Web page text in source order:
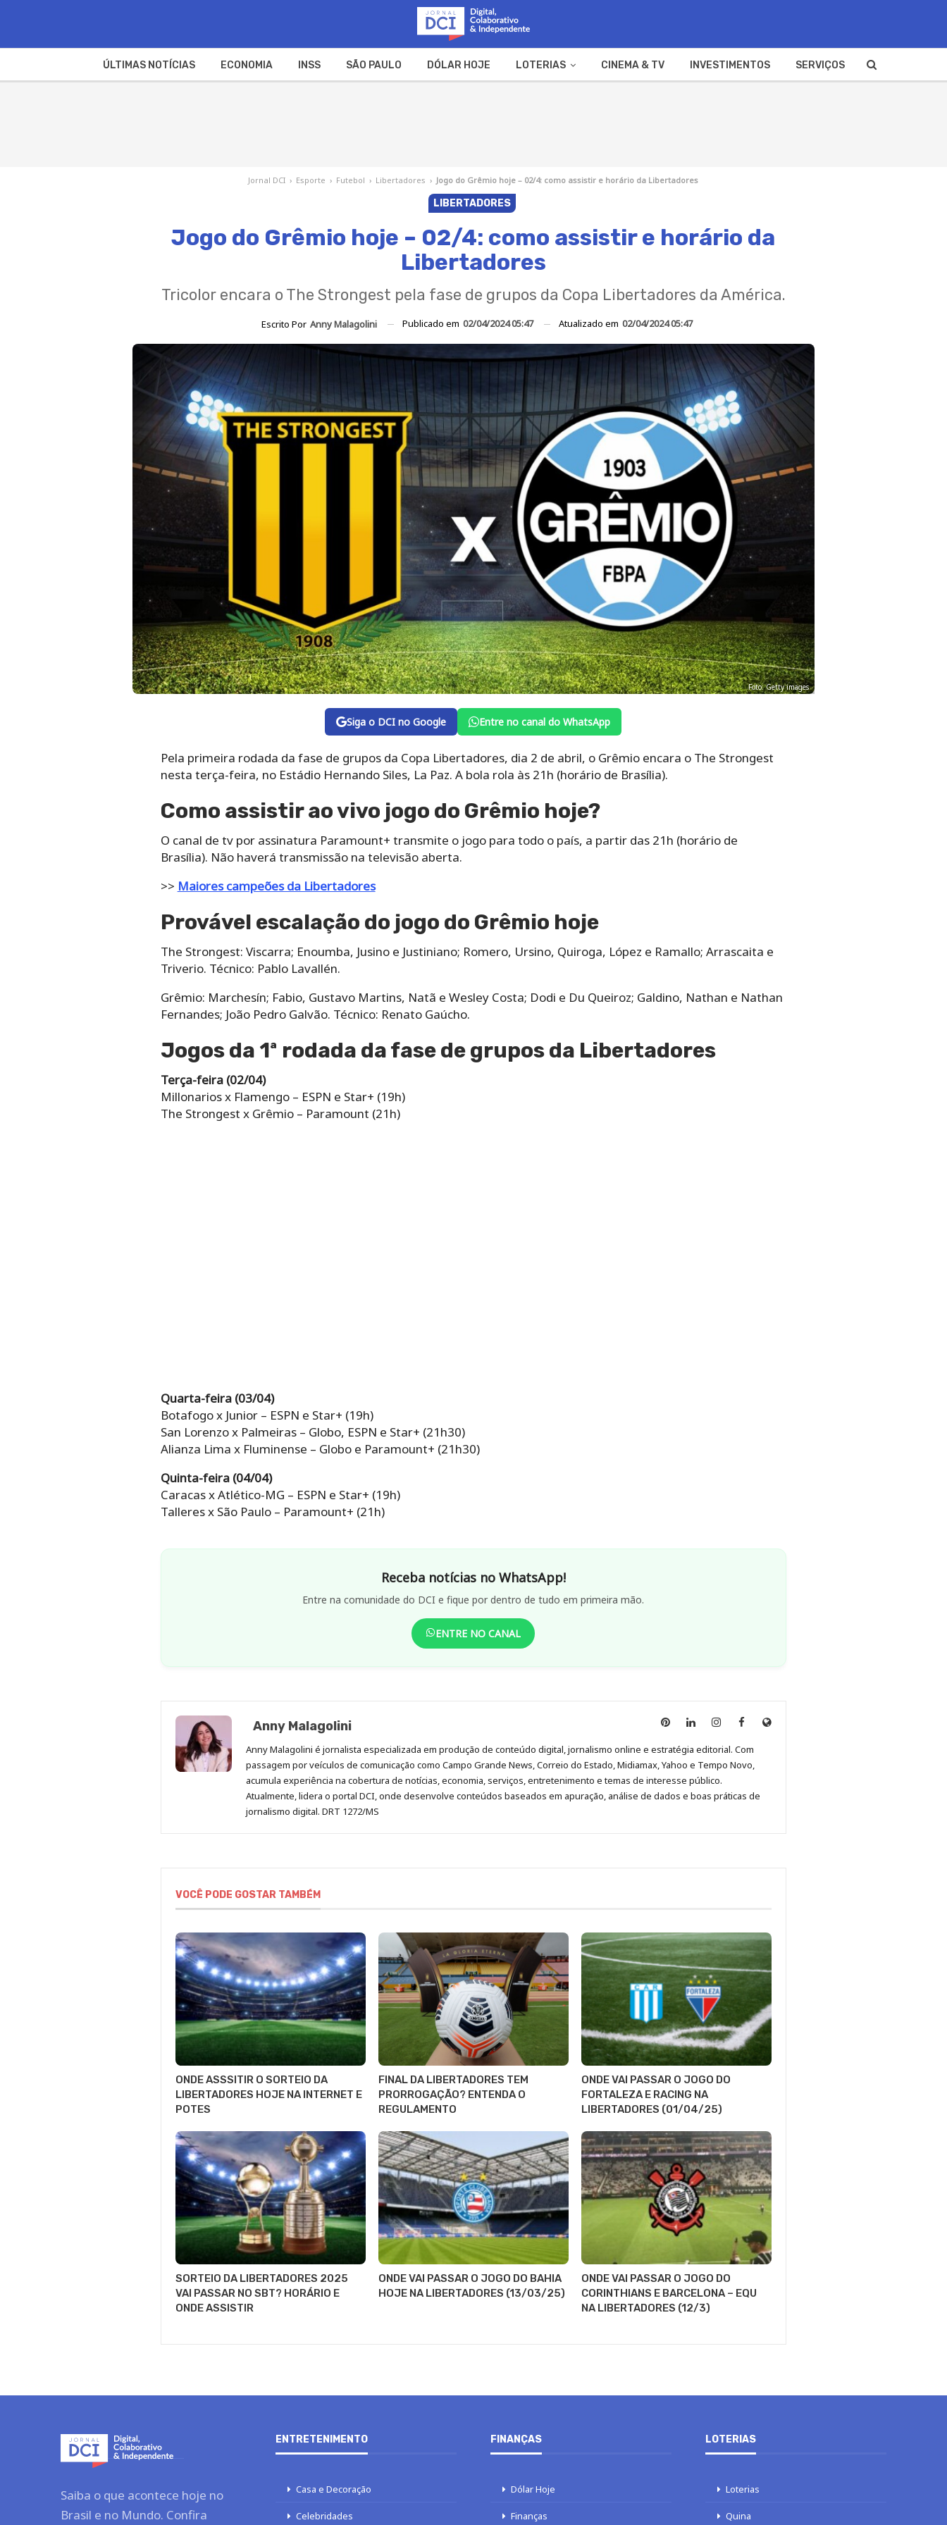
ÚLTIMAS NOTÍCIAS ECONOMIA INSS SÃO PAULO DÓLAR HOJE LOTERIAS CINEMA & TV INVESTIMENTOS SERVIÇOS
Jornal DCI › Esporte › Futebol › Libertadores › Jogo do Grêmio hoje – 02/4: como assistir e horário da Libertadores
LIBERTADORES
Jogo do Grêmio hoje – 02/4: como assistir e horário da
Libertadores
Tricolor encara o The Strongest pela fase de grupos da Copa Libertadores da América.
Escrito Por Anny Malagolini Publicado em 02/04/2024 05:47 Atualizado em 02/04/2024 05:47
Foto: Getty images
Siga o DCI no Google Entre no canal do WhatsApp
Pela primeira rodada da fase de grupos da Copa Libertadores, dia 2 de abril, o Grêmio encara o The Strongest
nesta terça-feira, no Estádio Hernando Siles, La Paz. A bola rola às 21h (horário de Brasília).
Como assistir ao vivo jogo do Grêmio hoje?
O canal de tv por assinatura Paramount+ transmite o jogo para todo o país, a partir das 21h (horário de
Brasília). Não haverá transmissão na televisão aberta.
>> Maiores campeões da Libertadores
Provável escalação do jogo do Grêmio hoje
The Strongest: Viscarra; Enoumba, Jusino e Justiniano; Romero, Ursino, Quiroga, López e Ramallo; Arrascaita e
Triverio. Técnico: Pablo Lavallén.
Grêmio: Marchesín; Fabio, Gustavo Martins, Natã e Wesley Costa; Dodi e Du Queiroz; Galdino, Nathan e Nathan
Fernandes; João Pedro Galvão. Técnico: Renato Gaúcho.
Jogos da 1ª rodada da fase de grupos da Libertadores
Terça-feira (02/04)
Millonarios x Flamengo – ESPN e Star+ (19h)
The Strongest x Grêmio – Paramount (21h)
Quarta-feira (03/04)
Botafogo x Junior – ESPN e Star+ (19h)
San Lorenzo x Palmeiras – Globo, ESPN e Star+ (21h30)
Alianza Lima x Fluminense – Globo e Paramount+ (21h30)
Quinta-feira (04/04)
Caracas x Atlético-MG – ESPN e Star+ (19h)
Talleres x São Paulo – Paramount+ (21h)
Receba notícias no WhatsApp!
Entre na comunidade do DCI e fique por dentro de tudo em primeira mão.
ENTRE NO CANAL
Anny Malagolini
Anny
no
Pinterest
Anny
no
LinkedIn
Anny
no
Instagram
Anny
no
Facebook
Site
Anny Malagolini é jornalista especializada em produção de conteúdo digital, jornalismo online e estratégia editorial. Com
passagem por veículos de comunicação como Campo Grande News, Correio do Estado, Midiamax, Yahoo e Tempo Novo,
acumula experiência na cobertura de notícias, economia, serviços, entretenimento e temas de interesse público.
Atualmente, lidera o portal DCI, onde desenvolve conteúdos baseados em apuração, análise de dados e boas práticas de
jornalismo digital. DRT 1272/MS
VOCÊ PODE GOSTAR TAMBÉM
ONDE ASSSITIR O SORTEIO DA
LIBERTADORES HOJE NA INTERNET E
POTES
FINAL DA LIBERTADORES TEM
PRORROGAÇÃO? ENTENDA O
REGULAMENTO
ONDE VAI PASSAR O JOGO DO
FORTALEZA E RACING NA
LIBERTADORES (01/04/25)
SORTEIO DA LIBERTADORES 2025
VAI PASSAR NO SBT? HORÁRIO E
ONDE ASSISTIR
ONDE VAI PASSAR O JOGO DO BAHIA
HOJE NA LIBERTADORES (13/03/25)
ONDE VAI PASSAR O JOGO DO
CORINTHIANS E BARCELONA – EQU
NA LIBERTADORES (12/3)
Saiba o que acontece hoje no
Brasil e no Mundo. Confira
ENTRETENIMENTO
Casa e Decoração
Celebridades
FINANÇAS
Dólar Hoje
Finanças
LOTERIAS
Loterias
Quina